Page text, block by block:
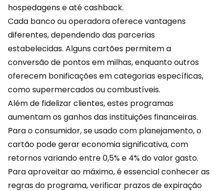
hospedagens e até cashback.
Cada banco ou operadora oferece vantagens
diferentes, dependendo das parcerias
estabelecidas. Alguns cartões permitem a
conversão de pontos em milhas, enquanto outros
oferecem bonificações em categorias específicas,
como supermercados ou combustíveis.
Além de fidelizar clientes, estes programas
aumentam os ganhos das instituições financeiras.
Para o consumidor, se usado com planejamento, o
cartão pode gerar economia significativa, com
retornos variando entre 0,5% e 4% do valor gasto.
Para aproveitar ao máximo, é essencial conhecer as
regras do programa, verificar prazos de expiração